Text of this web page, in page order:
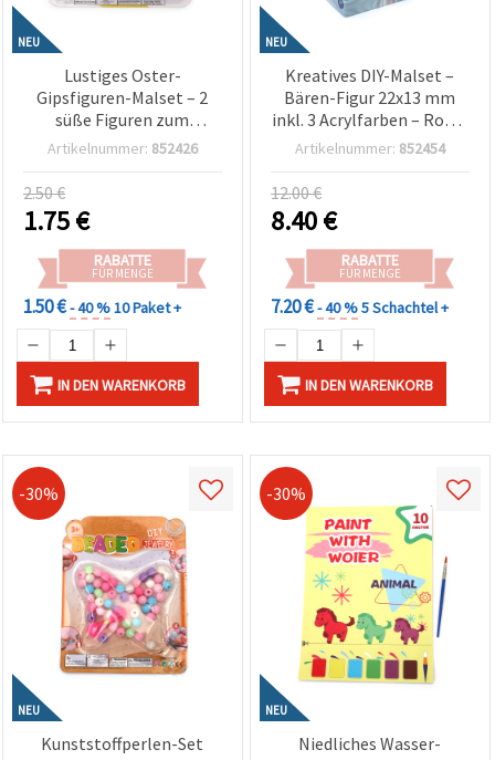
NEU
Lustiges Oster-
Gipsfiguren-Malset – 2
süße Figuren zum
Bemalen mit Farben &
Bastelset für Kinder &
Familie – DIY Osterdeko
zum Selbstgestalten
Artikelnummer: 852426
2.50 €
1.75€
RABATTE
FÜR MENGE
1.50 €- 40 %10 Paket +
IN DEN WARENKORB
NEU
Kreatives DIY-Malset –
Bären-Figur 22x13 mm
inkl. 3 Acrylfarben – Rosa-
Farbset für Kinder
Artikelnummer: 852454
12.00 €
8.40€
RABATTE
FÜR MENGE
7.20 €- 40 %5 Schachtel +
IN DEN WARENKORB
-30%
NEU
Kunststoffperlen-Set
-30%
NEU
Niedliches Wasser-